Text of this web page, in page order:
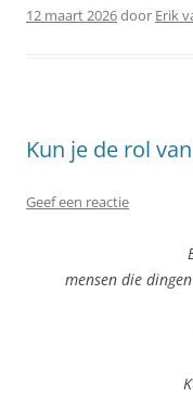
12 maart 2026door Erik
Kun je de rol
Geef een reactie
mensen die